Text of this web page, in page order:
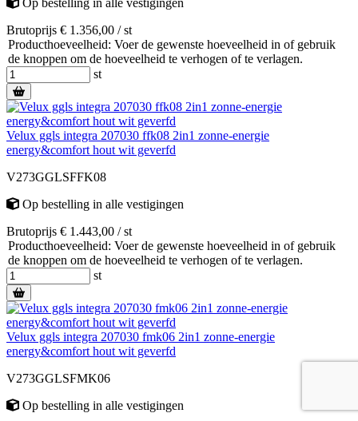
Brutoprijs € 1.356,00 / st
Producthoeveelheid: Voer de gewenste hoeveelheid in of gebruik
de knoppen om de hoeveelheid te verhogen of te verlagen.
st
Velux ggls integra 207030 ffk08 2in1 zonne-energie
energy&comfort hout wit geverfd
V273GGLSFFK08
Op bestelling in alle vestigingen
Brutoprijs € 1.443,00 / st
Producthoeveelheid: Voer de gewenste hoeveelheid in of gebruik
de knoppen om de hoeveelheid te verhogen of te verlagen.
st
Velux ggls integra 207030 fmk06 2in1 zonne-energie
energy&comfort hout wit geverfd
V273GGLSFMK06
Op bestelling in alle vestigingen